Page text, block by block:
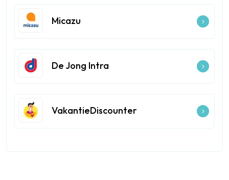
Micazu
De Jong Intra
VakantieDiscounter